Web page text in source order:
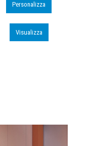
Personalizza
Visualizza